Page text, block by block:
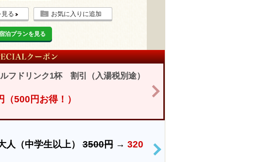
る お気に入りに追加
泊プランを見る
フドリンク1杯 割引（入湯税別途）
（500円お得！）
>
人（中学生以上）3500円→ 320
>